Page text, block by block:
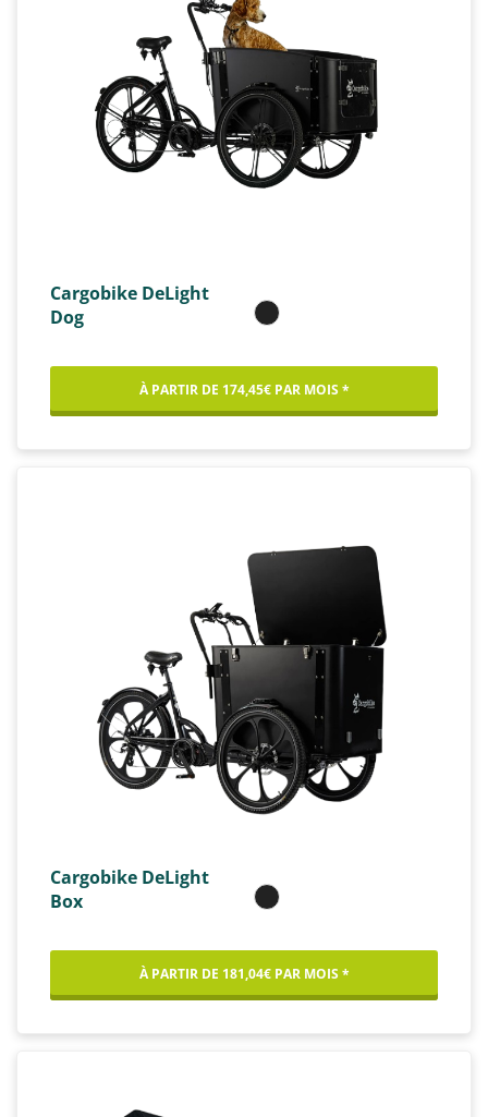
Cargobike DeLight
Dog
À PARTIR DE 174,45€ PAR MOIS *
Cargobike DeLight
Box
À PARTIR DE 181,04€ PAR MOIS *